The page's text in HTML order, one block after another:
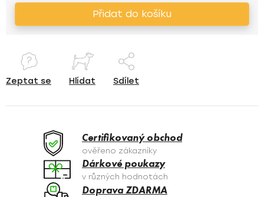
Přidat do košíku
Zeptat se Hlídat Sdílet
Certifikovaný obchod
ověřeno zákazníky
Dárkové poukazy
v různých hodnotách
Doprava ZDARMA